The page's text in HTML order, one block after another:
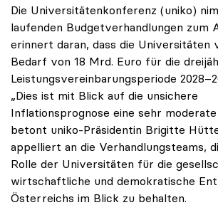
Die Universitätenkonferenz (uniko)
laufenden Budgetverhandlungen zum
erinnert daran, dass die Universitäten
Bedarf von 18 Mrd. Euro für die
Leistungsvereinbarungsperiode
„Dies ist mit Blick auf die unsichere
Inflationsprognose eine sehr moderate
betont uniko-Präsidentin Brigitte
appelliert an die Verhandlungsteams,
Rolle der Universitäten für die
wirtschaftliche und demokratische
Österreichs im Blick zu behalten.